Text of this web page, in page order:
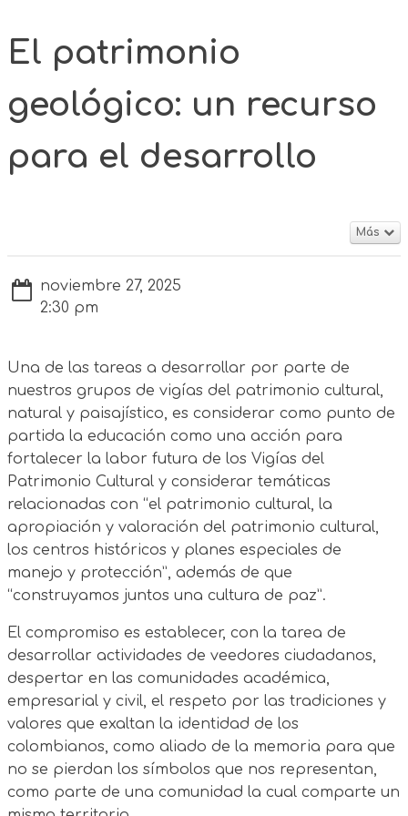
El patrimonio
geológico: un recurso
para el desarrollo
Más
noviembre 27, 2025
2:30 pm
Una de las tareas a desarrollar por parte de
nuestros grupos de vigías del patrimonio cultural,
natural y paisajístico, es considerar como punto de
partida la educación como una acción para
fortalecer la labor futura de los Vigías del
Patrimonio Cultural y considerar temáticas
relacionadas con “el patrimonio cultural, la
apropiación y valoración del patrimonio cultural,
los centros históricos y planes especiales de
manejo y protección”, además de que
“construyamos juntos una cultura de paz”.
El compromiso es establecer, con la tarea de
desarrollar actividades de veedores ciudadanos,
despertar en las comunidades académica,
empresarial y civil, el respeto por las tradiciones y
valores que exaltan la identidad de los
colombianos, como aliado de la memoria para que
no se pierdan los símbolos que nos representan,
como parte de una comunidad la cual comparte un